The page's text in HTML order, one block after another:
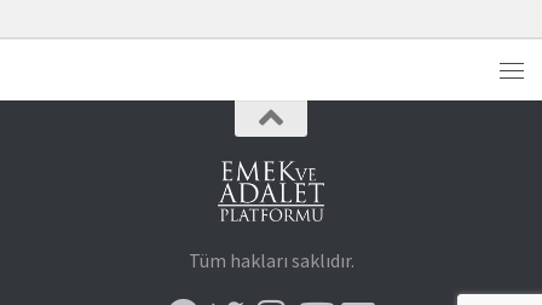
Tüm hakları saklıdır.